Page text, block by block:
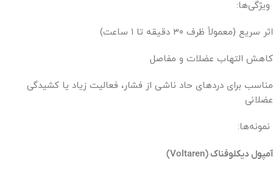
ویژگی‌ها:
اثر سریع (معمولاً ظرف ۳۰ دقیقه تا ۱ ساعت)
کاهش التهاب عضلات و مفاصل
مناسب برای دردهای حاد ناشی از فشار، فعالیت زیاد یا کشیدگی
عضلانی
نمونه‌ها:
آمپول دیکلوفناک (Voltaren)